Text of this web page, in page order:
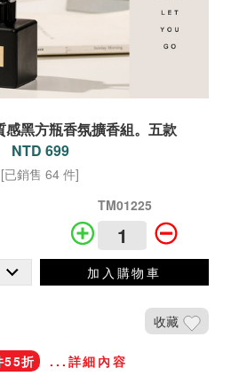
感黑方瓶香氛擴香組。五款
NTD 699
[已銷售 64 件]
TM01225
加入購物車
收藏
55折
...詳細內容